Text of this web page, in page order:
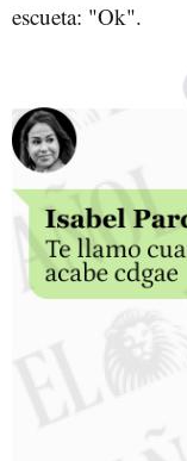
escueta: "Ok".